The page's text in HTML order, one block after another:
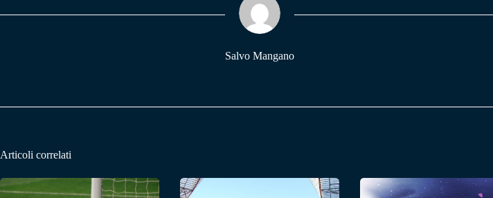
pp m
Salvo Mangano
Articoli correlati